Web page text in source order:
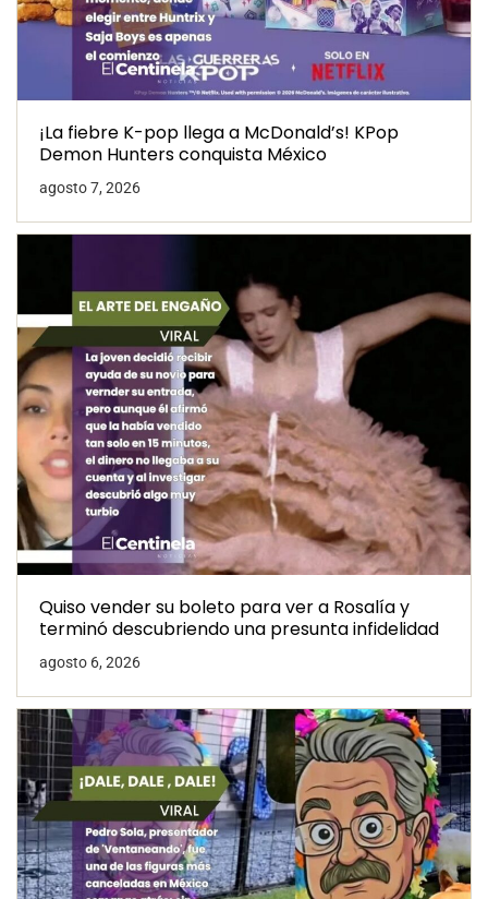
¡La fiebre K-pop llega a McDonald’s! KPop
Demon Hunters conquista México
agosto 7, 2026
Quiso vender su boleto para ver a Rosalía y
terminó descubriendo una presunta infidelidad
agosto 6, 2026